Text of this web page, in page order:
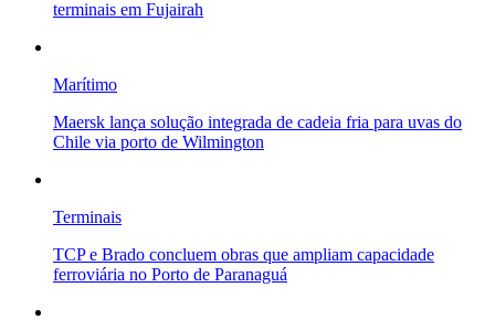
terminais em Fujairah
Marítimo
Maersk lança solução integrada de cadeia fria para uvas do
Chile via porto de Wilmington
Terminais
TCP e Brado concluem obras que ampliam capacidade
ferroviária no Porto de Paranaguá